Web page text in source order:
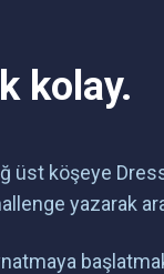
kolay.
üst köşeye
yazarak